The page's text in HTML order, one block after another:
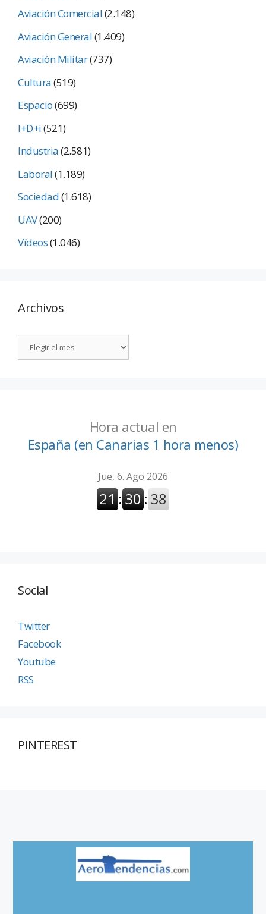
Aviación Comercial(2.148)
Aviación General(1.409)
Aviación Militar(737)
Cultura(519)
Espacio(699)
I+D+i(521)
Industria(2.581)
Laboral(1.189)
Sociedad(1.618)
UAV(200)
Vídeos(1.046)
Archivos
Hora actual en
España (en Canarias 1 hora menos)
Social
Twitter
Facebook
Youtube
RSS
PINTEREST